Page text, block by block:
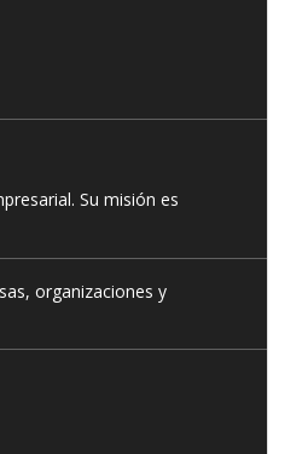
Su misión es
organizaciones y